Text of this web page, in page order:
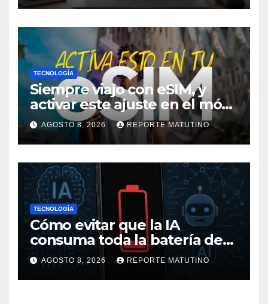
TECNOLOGÍA
Siempre viajo con eSIM, y
activar este ajuste en el móvil
me ha salvado de pagar
mucho más en alguna
ocasión
AGOSTO 8, 2026 REPORTE MATUTINO
TECNOLOGÍA
Cómo evitar que la IA
consuma toda la batería de
tu móvil
AGOSTO 8, 2026 REPORTE MATUTINO